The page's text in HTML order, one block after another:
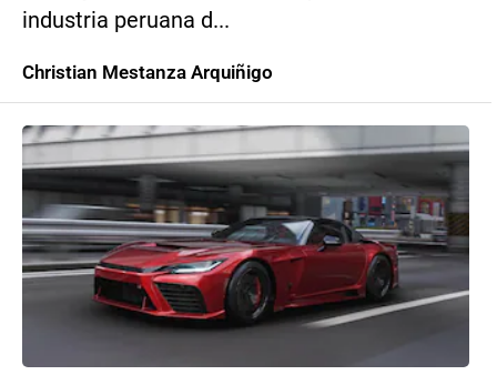
industria peruana d...
Christian Mestanza Arquiñigo